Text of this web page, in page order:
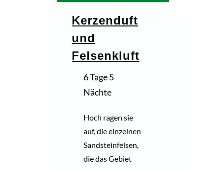
Kerzenduft
und
Felsenkluft
6 Tage 5
Nächte
Hoch ragen sie
auf, die einzelnen
Sandsteinfelsen,
die das Gebiet